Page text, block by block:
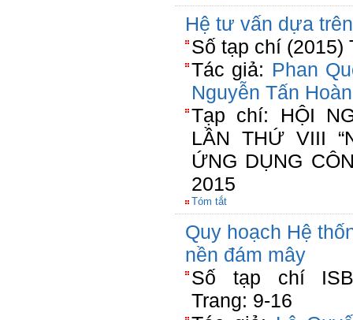
Hệ tư vấn dựa
Số tạp chí (2015)
Tác giả: Phan
Nguyễn Tấn
Tạp chí: HỘI
LẦN THỨ VIII
ỨNG DỤNG
2015
Tóm tắt
Quy hoạch Hệ
nền đám mây
Số tạp chí
Trang: 9-16